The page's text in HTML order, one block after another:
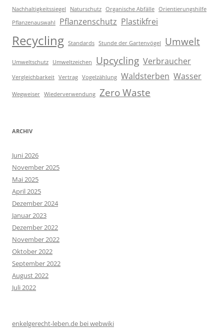
Nachhaltigkeitssiegel Naturschutz Organische Abfälle Orientierungshilfe
Pflanzenauswahl
Pflanzenschutz Plastikfrei
Recycling Standards Stunde der Gartenvögel Umwelt
Umweltschutz Umweltzeichen Upcycling Verbraucher
Vergleichbarkeit Vertrag Vogelzählung Waldsterben Wasser
Wegweiser Wiederverwendung Zero Waste
ARCHIV
Juni 2026
November 2025
Mai 2025
April 2025
Dezember 2024
Januar 2023
Dezember 2022
November 2022
Oktober 2022
September 2022
August 2022
Juli 2022
enkelgerecht-leben.de bei webwiki